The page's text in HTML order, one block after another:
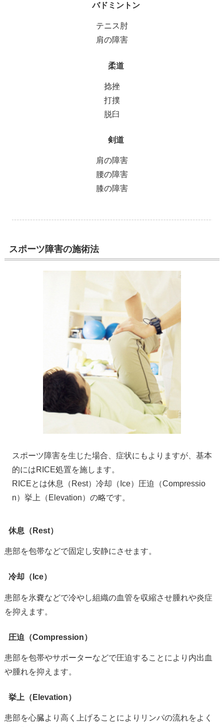
バドミントン
テニス肘
肩の障害
柔道
捻挫
打撲
脱臼
剣道
肩の障害
腰の障害
膝の障害
スポーツ障害の施術法
スポーツ障害を生じた場合、症状にもよりますが、基本
的にはRICE処置を施します。
RICEとは休息（Rest）冷却（Ice）圧迫（Compressio
n）挙上（Elevation）の略です。
休息（Rest）
患部を包帯などで固定し安静にさせます。
冷却（Ice）
患部を氷嚢などで冷やし組織の血管を収縮させ腫れや炎症
を抑えます。
圧迫（Compression）
患部を包帯やサポーターなどで圧迫することにより内出血
や腫れを抑えます。
挙上（Elevation）
患部を心臓より高く上げることによりリンパの流れをよく